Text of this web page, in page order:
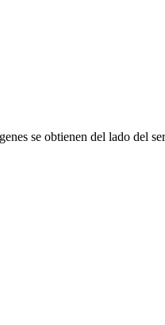
se obtienen del lado del